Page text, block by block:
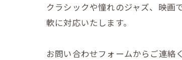
クラシックや憧れのジャズ、映画
軟に対応いたします。
お問い合わせフォームからご連絡